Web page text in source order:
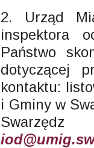
2. Urząd
inspektora
Państwo
dotyczącej
kontaktu:
i Gminy w